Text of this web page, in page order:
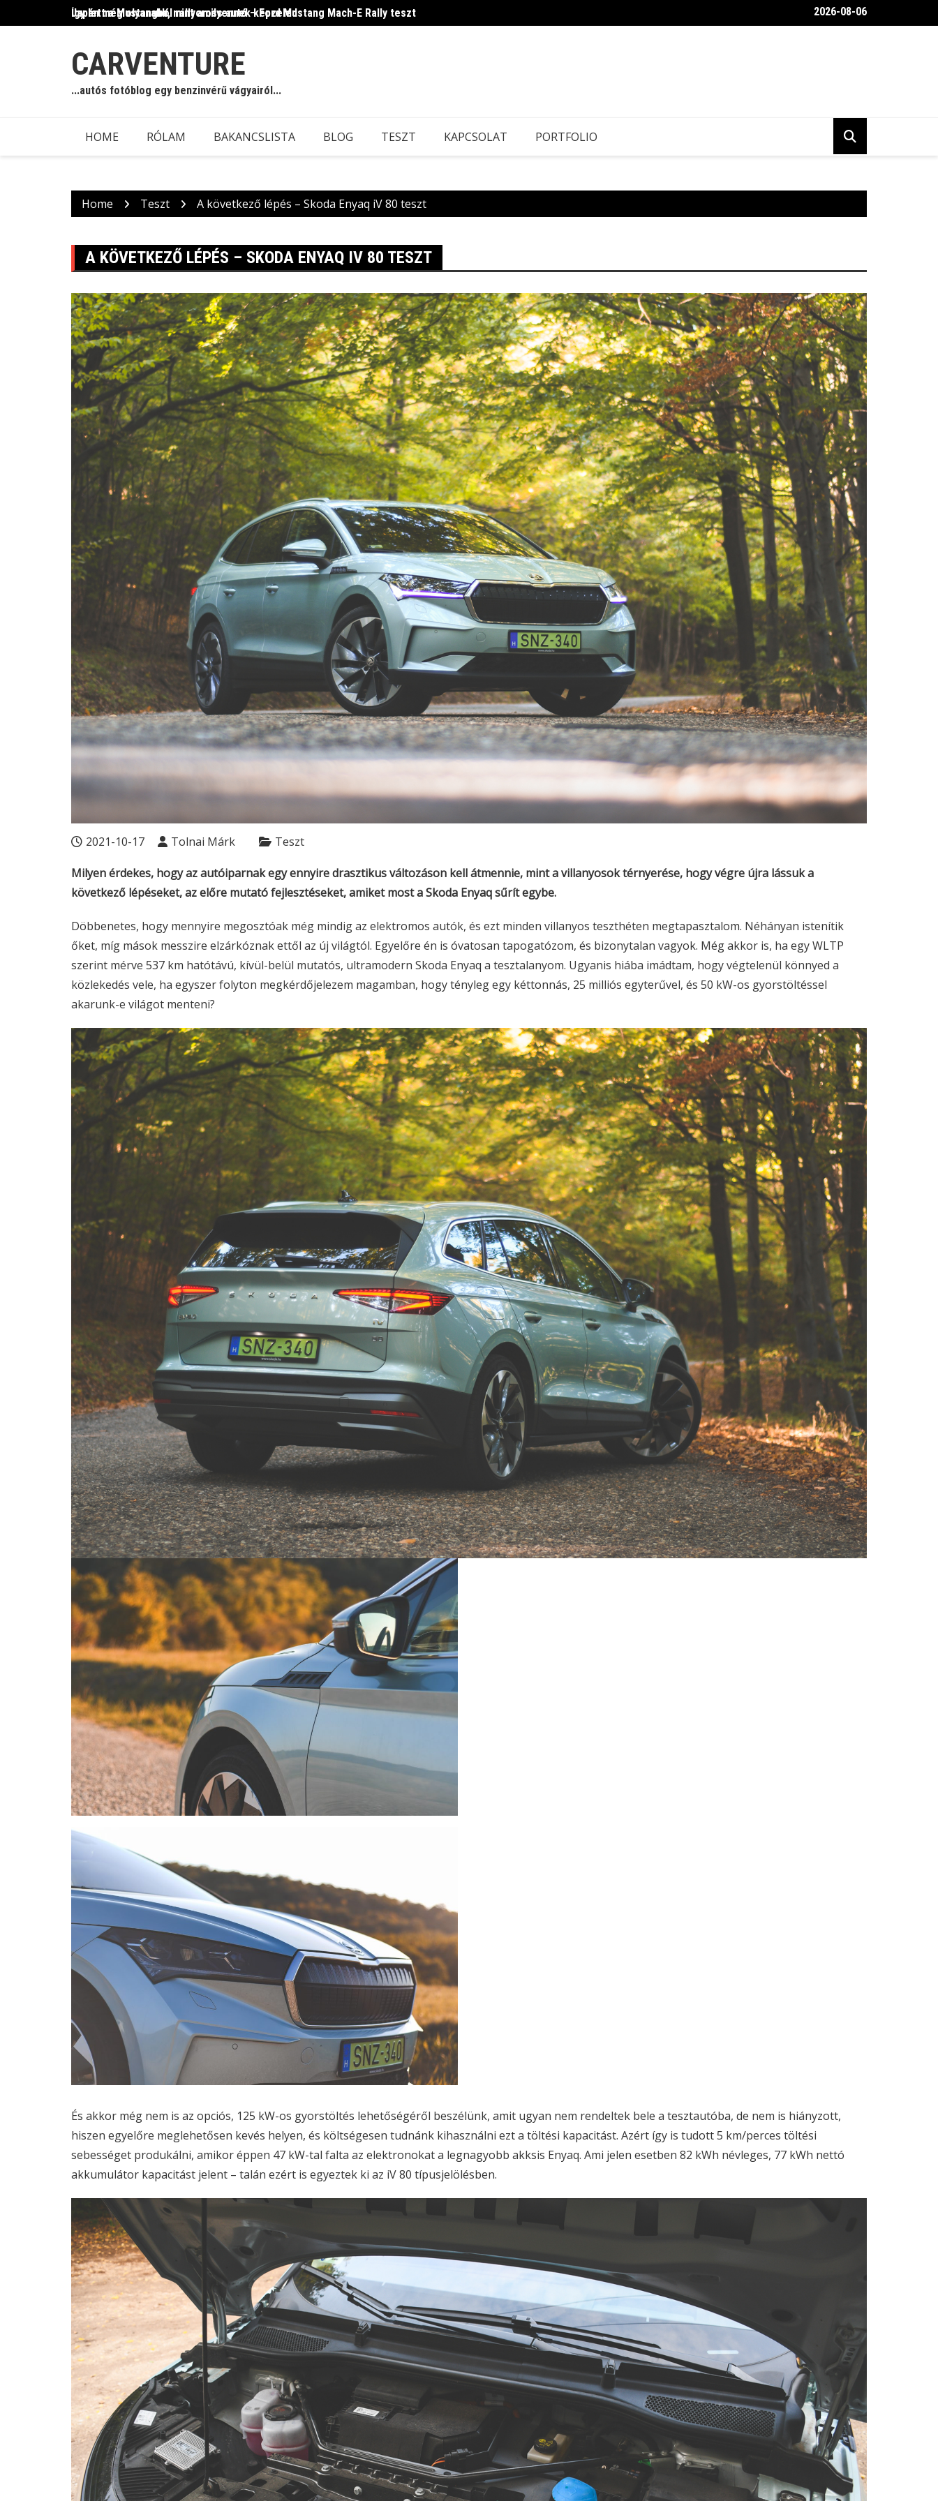
to
Így lett a Mustangból rallycross autó – Ford Mustang Mach-E Rally teszt
Japán még olyanabb, mint amilyennek képzeled 2026-08-06
CARVENTURE
...autós fotóblog egy benzinvérű vágyairól...
HOME RÓLAM BAKANCSLISTA BLOG TESZT KAPCSOLAT PORTFOLIO
Home Teszt A következő lépés – Skoda Enyaq iV 80 teszt
A KÖVETKEZŐ LÉPÉS – SKODA ENYAQ IV 80 TESZT
2021-10-17 Tolnai Márk Teszt
Milyen érdekes, hogy az autóiparnak egy ennyire drasztikus változáson kell átmennie, mint a villanyosok térnyerése, hogy végre újra lássuk a
következő lépéseket, az előre mutató fejlesztéseket, amiket most a Skoda Enyaq sűrít egybe.
Döbbenetes, hogy mennyire megosztóak még mindig az elektromos autók, és ezt minden villanyos teszthéten megtapasztalom. Néhányan istenítik
őket, míg mások messzire elzárkóznak ettől az új világtól. Egyelőre én is óvatosan tapogatózom, és bizonytalan vagyok. Még akkor is, ha egy WLTP
szerint mérve 537 km hatótávú, kívül-belül mutatós, ultramodern Skoda Enyaq a tesztalanyom. Ugyanis hiába imádtam, hogy végtelenül könnyed a
közlekedés vele, ha egyszer folyton megkérdőjelezem magamban, hogy tényleg egy kéttonnás, 25 milliós egyterűvel, és 50 kW-os gyorstöltéssel
akarunk-e világot menteni?
És akkor még nem is az opciós, 125 kW-os gyorstöltés lehetőségéről beszélünk, amit ugyan nem rendeltek bele a tesztautóba, de nem is hiányzott,
hiszen egyelőre meglehetősen kevés helyen, és költségesen tudnánk kihasználni ezt a töltési kapacitást. Azért így is tudott 5 km/perces töltési
sebességet produkálni, amikor éppen 47 kW-tal falta az elektronokat a legnagyobb akksis Enyaq. Ami jelen esetben 82 kWh névleges, 77 kWh nettó
akkumulátor kapacitást jelent – talán ezért is egyeztek ki az iV 80 típusjelölésben.